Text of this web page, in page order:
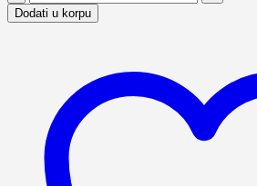
frižider
sa
Dodati u korpu